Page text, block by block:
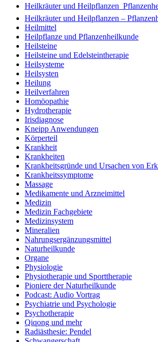
Heilkräuter und Heilpflanzen 
Heilkräuter und Heilpflanzen –
Heilmittel
Heilpflanze und Pflanzenheilkunde
Heilsteine
Heilsteine und Edelsteintherapie
Heilsysteme
Heilsysten
Heilung
Heilverfahren
Homöopathie
Hydrotherapie
Irisdiagnose
Kneipp Anwendungen
Körperteil
Krankheit
Krankheiten
Krankheitsgründe und Ursachen von
Krankheitssymptome
Massage
Medikamente und Arzneimittel
Medizin
Medizin Fachgebiete
Medizinsystem
Mineralien
Nahrungsergänzungsmittel
Naturheilkunde
Organe
Physiologie
Physiotherapie und Sporttherapie
Pioniere der Naturheilkunde
Podcast: Audio Vortrag
Psychiatrie und Psychologie
Psychotherapie
Qiqong und mehr
Radiästhesie: Pendel